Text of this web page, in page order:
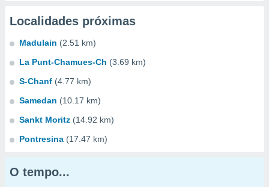
Localidades próximas
Madulain (2.51 km)
La Punt-Chamues-Ch (3.69 km)
S-Chanf (4.77 km)
Samedan (10.17 km)
Sankt Moritz (14.92 km)
Pontresina (17.47 km)
O tempo...